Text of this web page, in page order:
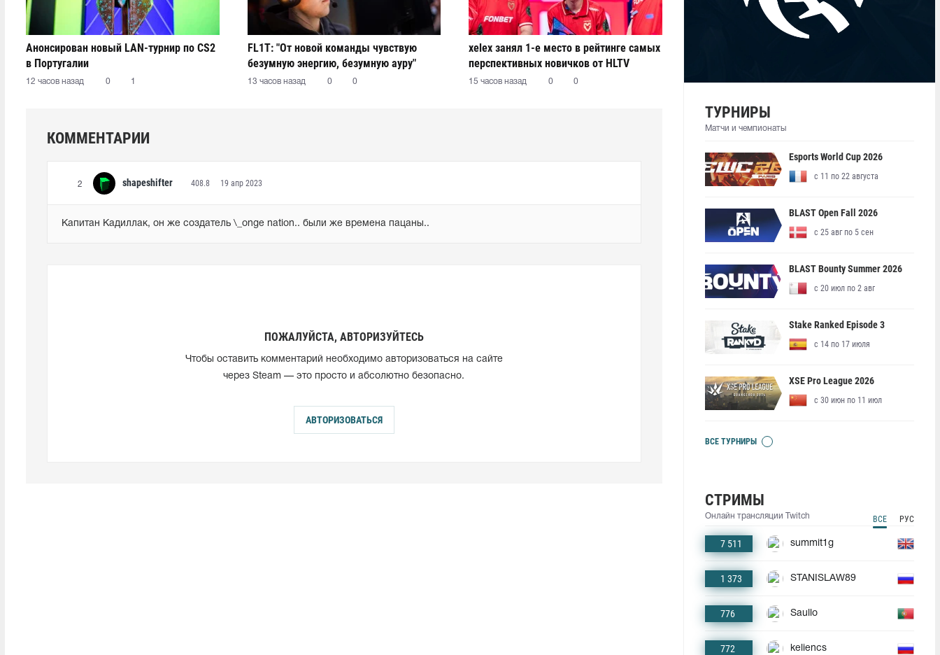
Анонсирован новый LAN-турнир по CS2
в Португалии
12 часов назад 0 1
FL1T: "От новой команды чувствую
безумную энергию, безумную ауру"
13 часов назад 0 0
xelex⁠ занял 1-е место в рейтинге самых
перспективных новичков от HLTV
15 часов назад 0 0
КОММЕНТАРИИ
2 shapeshifter 408.8 19 апр 2023
Капитан Кадиллак, он же создатель \_onge nation.. были же времена пацаны..
ПОЖАЛУЙСТА, АВТОРИЗУЙТЕСЬ
Чтобы оставить комментарий необходимо авторизоваться на сайте
через Steam — это просто и абсолютно безопасно.
АВТОРИЗОВАТЬСЯ
ТУРНИРЫ
Матчи и чемпионаты
Esports World Cup 2026
с 11 по 22 августа
BLAST Open Fall 2026
с 25 авг по 5 сен
BLAST Bounty Summer 2026
с 20 июл по 2 авг
Stake Ranked Episode 3
с 14 по 17 июля
XSE Pro League 2026
с 30 июн по 11 июл
ВСЕ ТУРНИРЫ
СТРИМЫ
Онлайн трансляции Twitch ВСЕ РУС
7 511 summit1g
1 373 STANISLAW89
776 Saullo
772 keliencs